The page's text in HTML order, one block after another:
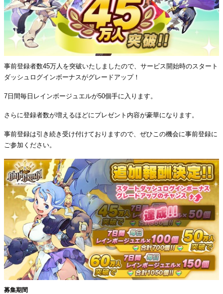
事前登録者数45万人を突破いたしましたので、サービス開始時のスタート
ダッシュログインボーナスがグレードアップ！
7日間毎日レインボージュエルが50個手に入ります。
さらに登録者数が増えるほどにプレゼント内容が豪華になります。
事前登録は引き続き受け付けておりますので、ぜひこの機会に事前登録に
ご参加ください。
募集期間